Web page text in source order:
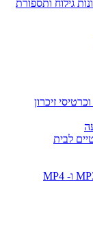
גילוח ותספורת
לבית